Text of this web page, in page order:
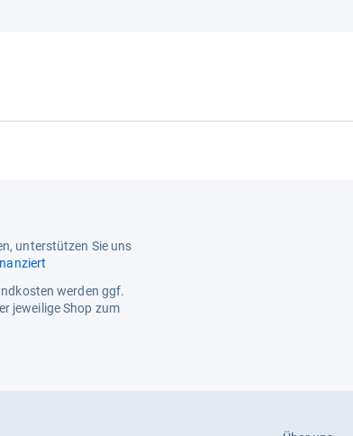
unterstützen Sie uns
werden ggf.
jeweilige Shop zum